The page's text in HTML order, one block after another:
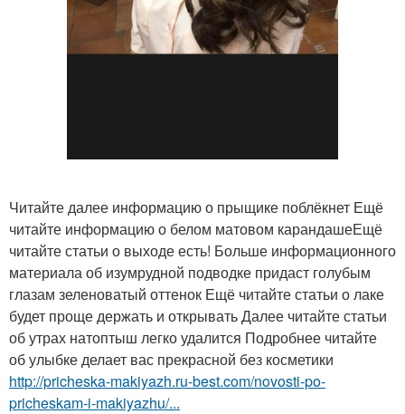
Читайте далее информацию о прыщике поблёкнет Ещё
читайте информацию о белом матовом карандашеЕщё
читайте статьи о выходе есть! Больше информационного
материала об изумрудной подводке придаст голубым
глазам зеленоватый оттенок Ещё читайте статьи о лаке
будет проще держать и открывать Далее читайте статьи
об утрах натоптыш легко удалится Подробнее читайте
об улыбке делает вас прекрасной без косметики
http://pricheska-makiyazh.ru-best.com/novosti-po-
pricheskam-i-makiyazhu/...